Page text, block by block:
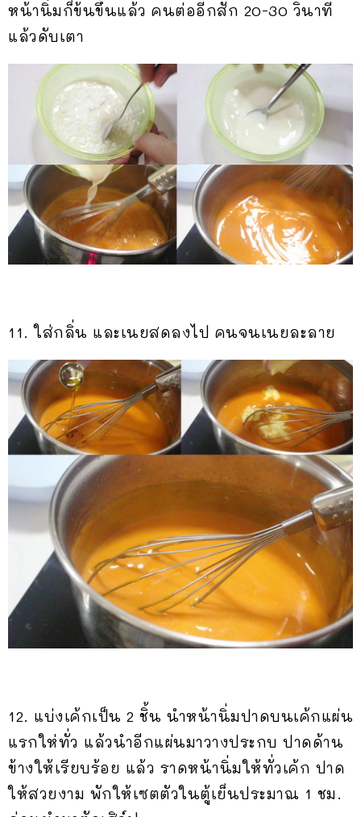
หน้านิ่มก็ข้นขึ้นแล้ว คนต่ออีกสัก 20-30 วินาที
แล้วดับเตา
11. ใส่กลิ่น และเนยสดลงไป คนจนเนยละลาย
12. แบ่งเค้กเป็น 2 ชิ้น นำหน้านิ่มปาดบนเค้กแผ่น
แรกให่ทั่ว แล้วนำอีกแผ่นมาวางประกบ ปาดด้าน
ข้างให้เรียบร้อย แล้ว ราดหน้านิ่มให้ทั่วเค้ก ปาด
ให้สวยงาม พักให้เซตตัวในตู้เย็นประมาณ 1 ชม.